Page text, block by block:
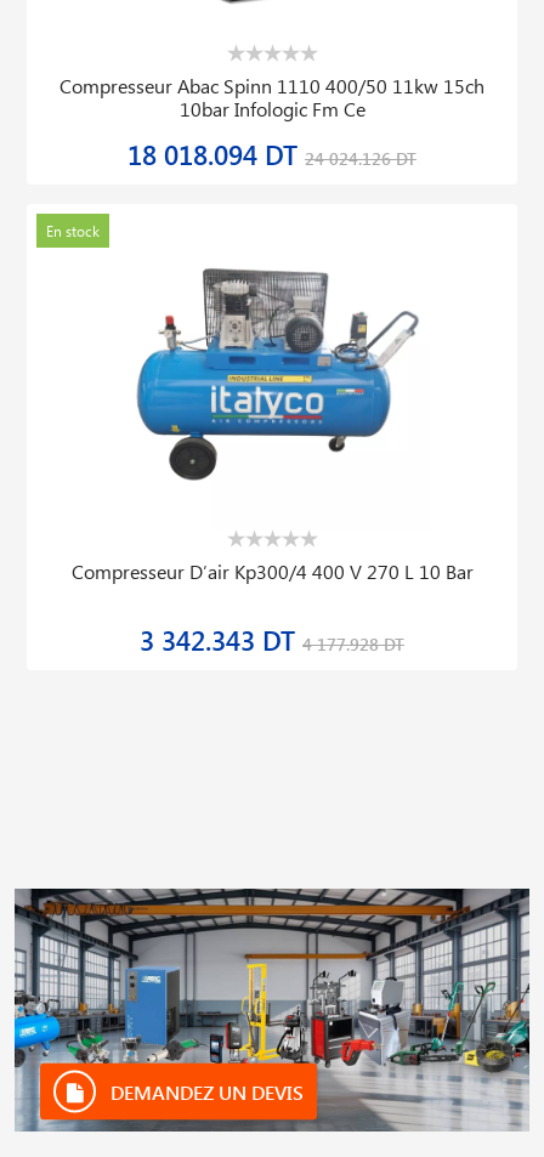
Compresseur Abac Spinn 1110 400/50 11kw 15ch
10bar Infologic Fm Ce
18 018.094 DT 24 024.126 DT
En stock
Compresseur D′air Kp300/4 400 V 270 L 10 Bar
3 342.343 DT 4 177.928 DT
DEMANDEZ UN DEVIS